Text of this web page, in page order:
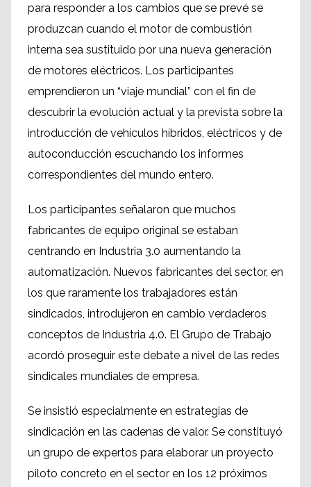
para responder a los cambios que se prevé se
produzcan cuando el motor de combustión
interna sea sustituido por una nueva generación
de motores eléctricos. Los participantes
emprendieron un “viaje mundial” con el fin de
descubrir la evolución actual y la prevista sobre la
introducción de vehículos híbridos, eléctricos y de
autoconducción escuchando los informes
correspondientes del mundo entero.
Los participantes señalaron que muchos
fabricantes de equipo original se estaban
centrando en Industria 3.0 aumentando la
automatización. Nuevos fabricantes del sector, en
los que raramente los trabajadores están
sindicados, introdujeron en cambio verdaderos
conceptos de Industria 4.0. El Grupo de Trabajo
acordó proseguir este debate a nivel de las redes
sindicales mundiales de empresa.
Se insistió especialmente en estrategias de
sindicación en las cadenas de valor. Se constituyó
un grupo de expertos para elaborar un proyecto
piloto concreto en el sector en los 12 próximos